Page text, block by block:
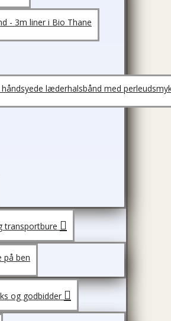
- 3m liner i Bio Thane
håndsyede læderhalsbånd med
transportbure
på ben
og godbidder